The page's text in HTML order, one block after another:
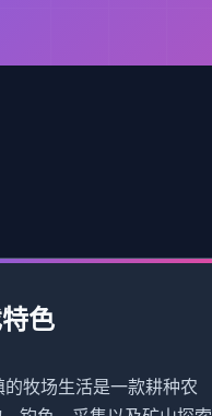
色
牧场生活是一款耕种农